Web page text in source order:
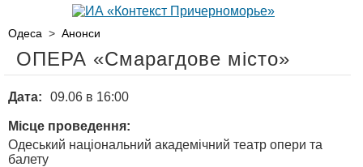
Одеса > Анонси
ОПЕРА «Смарагдове місто»
Дата: 09.06 в 16:00
Місце проведення:
Одеський національний академічний театр опери та
балету